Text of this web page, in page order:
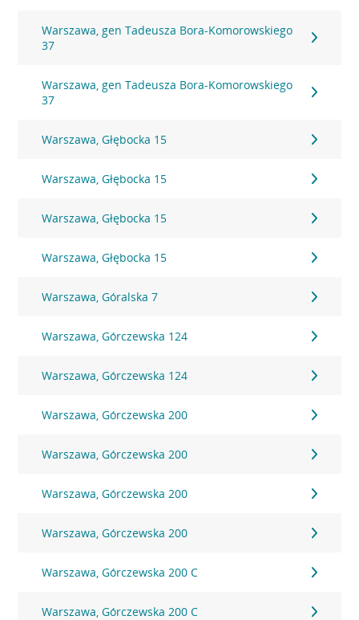
Warszawa, gen Tadeusza Bora-Komorowskiego
37
Warszawa, gen Tadeusza Bora-Komorowskiego
37
Warszawa, Głębocka 15
Warszawa, Głębocka 15
Warszawa, Głębocka 15
Warszawa, Głębocka 15
Warszawa, Góralska 7
Warszawa, Górczewska 124
Warszawa, Górczewska 124
Warszawa, Górczewska 200
Warszawa, Górczewska 200
Warszawa, Górczewska 200
Warszawa, Górczewska 200
Warszawa, Górczewska 200 C
Warszawa, Górczewska 200 C